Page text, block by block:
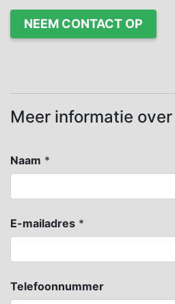
NEEM CONTACT OP
Meer informatie
Naam *
E-mailadres *
Telefoonnummer